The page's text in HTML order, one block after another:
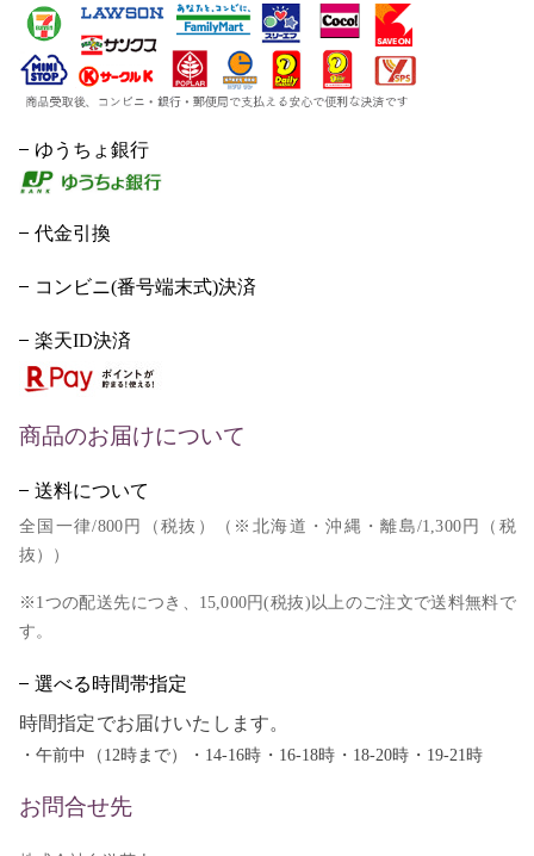
ゆうちょ銀行
代金引換
コンビニ(番号端末式)決済
楽天ID決済
商品のお届けについて
送料について
全国一律/800円（税抜）（※北海道・沖縄・離島/1,300円（税
抜））
※1つの配送先につき、15,000円(税抜)以上のご注文で送料無料で
す。
選べる時間帯指定
時間指定でお届けいたします。
・午前中（12時まで）・14-16時・16-18時・18-20時・19-21時
お問合せ先